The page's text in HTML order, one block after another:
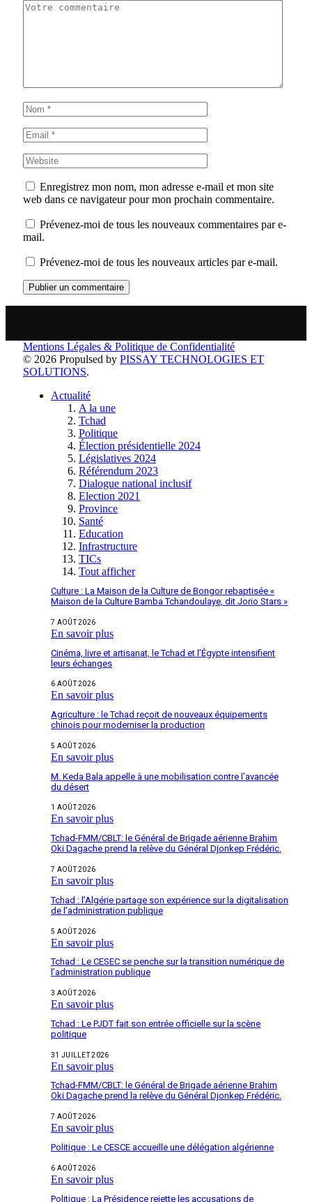
Enregistrez mon nom, mon adresse e-mail et mon site
web dans ce navigateur pour mon prochain commentaire.
Prévenez-moi de tous les nouveaux commentaires par e-
mail.
Prévenez-moi de tous les nouveaux articles par e-mail.
Mentions Légales & Politique de Confidentialité
© 2026 Propulsed by PISSAY TECHNOLOGIES ET
SOLUTIONS.
Actualité
A la une
Tchad
Politique
Élection présidentielle 2024
Législatives 2024
Référendum 2023
Dialogue national inclusif
Election 2021
Province
Santé
Education
Infrastructure
TICs
Tout afficher
Culture : La Maison de la Culture de Bongor rebaptisée «
Maison de la Culture Bamba Tchandoulaye, dit Jorio Stars »
7 AOÛT 2026
En savoir plus
Cinéma, livre et artisanat, le Tchad et l’Égypte intensifient
leurs échanges
6 AOÛT 2026
En savoir plus
Agriculture : le Tchad reçoit de nouveaux équipements
chinois pour moderniser la production
5 AOÛT 2026
En savoir plus
M. Keda Bala appelle à une mobilisation contre l’avancée
du désert
1 AOÛT 2026
En savoir plus
Tchad-FMM/CBLT: le Général de Brigade aérienne Brahim
Oki Dagache prend la relève du Général Djonkep Frédéric.
7 AOÛT 2026
En savoir plus
Tchad : l’Algérie partage son expérience sur la digitalisation
de l’administration publique
5 AOÛT 2026
En savoir plus
Tchad : Le CESEC se penche sur la transition numérique de
l’administration publique
3 AOÛT 2026
En savoir plus
Tchad : Le PJDT fait son entrée officielle sur la scène
politique
31 JUILLET 2026
En savoir plus
Tchad-FMM/CBLT: le Général de Brigade aérienne Brahim
Oki Dagache prend la relève du Général Djonkep Frédéric.
7 AOÛT 2026
En savoir plus
Politique : Le CESCE accueille une délégation algérienne
6 AOÛT 2026
En savoir plus
Politique : La Présidence rejette les accusations de